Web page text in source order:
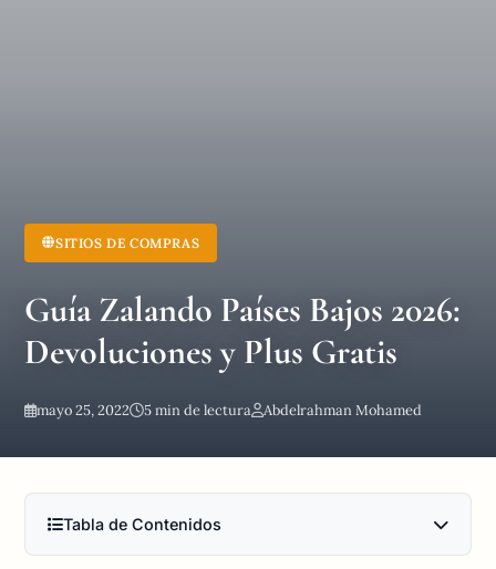
SITIOS DE COMPRAS
Guía Zalando Países Bajos 2026:
Devoluciones y Plus Gratis
mayo 25, 2022 5 min de lectura Abdelrahman Mohamed
Tabla de Contenidos